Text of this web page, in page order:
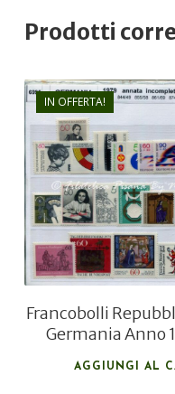
Prodotti
IN OFFERTA!
€
€
Francobolli
Germania Anno
AGGIUNGI AL